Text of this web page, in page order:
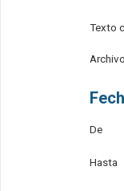
Texto
De
Hasta